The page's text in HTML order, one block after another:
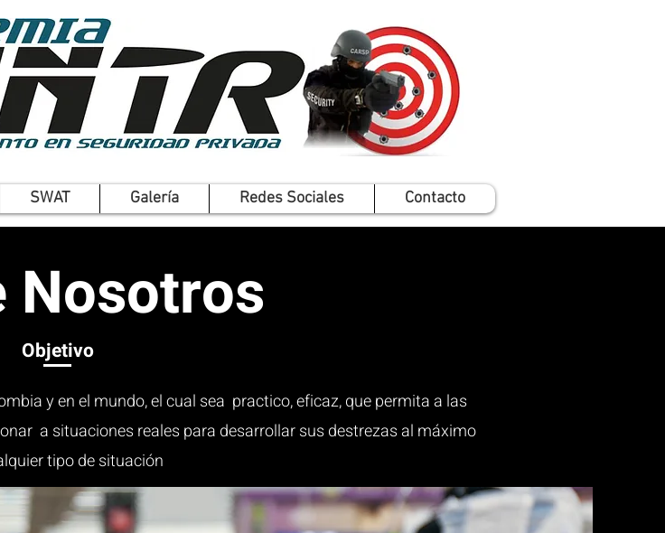
SWAT Galería Redes Sociales Contacto
Nosotros
Objetivo
y en el mundo, el cual sea practico, eficaz, que permita a las
a situaciones reales para desarrollar sus destrezas al máximo
tipo de situación